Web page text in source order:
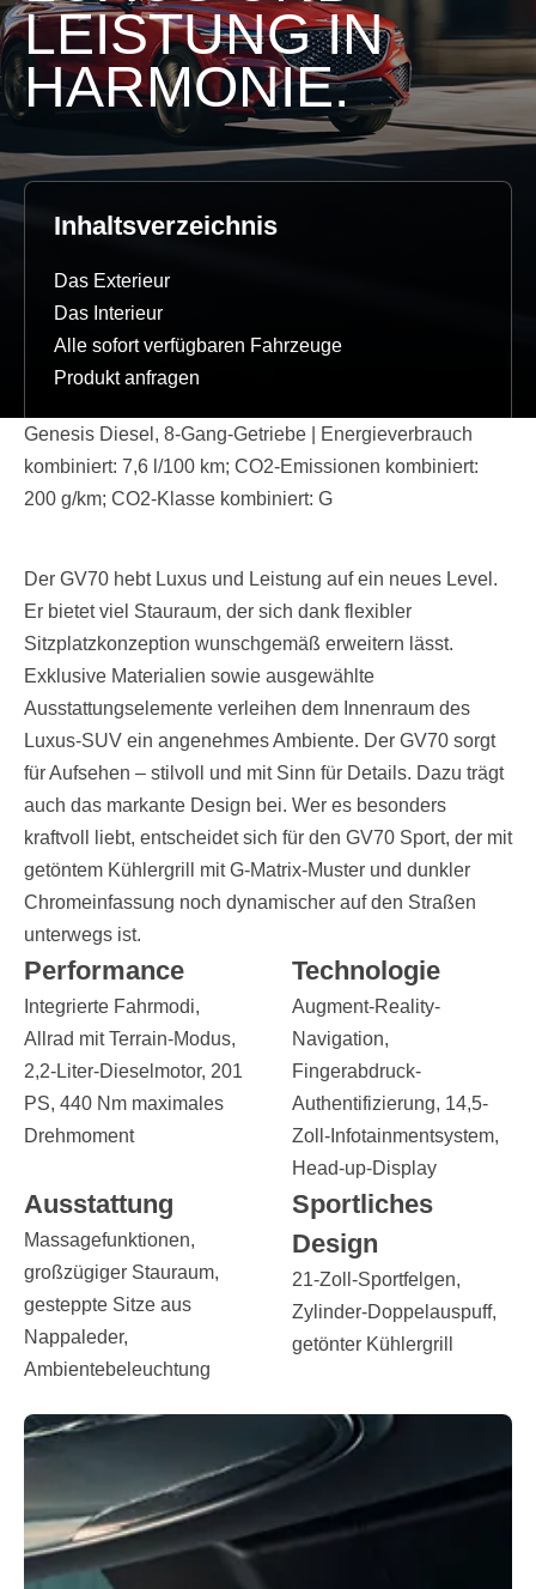
LEISTUNG IN
HARMONIE.
Inhaltsverzeichnis
Das Exterieur
Das Interieur
Alle sofort verfügbaren Fahrzeuge
Produkt anfragen
Genesis Diesel, 8-Gang-Getriebe | Energieverbrauch
kombiniert: 7,6 l/100 km; CO2-Emissionen kombiniert:
200 g/km; CO2-Klasse kombiniert: G
Der GV70 hebt Luxus und Leistung auf ein neues Level.
Er bietet viel Stauraum, der sich dank flexibler
Sitzplatzkonzeption wunschgemäß erweitern lässt.
Exklusive Materialien sowie ausgewählte
Ausstattungselemente verleihen dem Innenraum des
Luxus-SUV ein angenehmes Ambiente. Der GV70 sorgt
für Aufsehen – stilvoll und mit Sinn für Details. Dazu trägt
auch das markante Design bei. Wer es besonders
kraftvoll liebt, entscheidet sich für den GV70 Sport, der mit
getöntem Kühlergrill mit G-Matrix-Muster und dunkler
Chromeinfassung noch dynamischer auf den Straßen
unterwegs ist.
Performance
Integrierte Fahrmodi,
Allrad mit Terrain-Modus,
2,2-Liter-Dieselmotor, 201
PS, 440 Nm maximales
Drehmoment
Technologie
Augment-Reality-
Navigation,
Fingerabdruck-
Authentifizierung, 14,5-
Zoll-Infotainmentsystem,
Head-up-Display
Ausstattung
Massagefunktionen,
großzügiger Stauraum,
gesteppte Sitze aus
Nappaleder,
Ambientebeleuchtung
Sportliches
Design
21-Zoll-Sportfelgen,
Zylinder-Doppelauspuff,
getönter Kühlergrill